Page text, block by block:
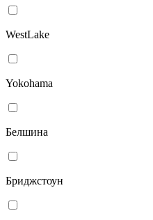
WestLake
Yokohama
Белшина
Бриджстоун